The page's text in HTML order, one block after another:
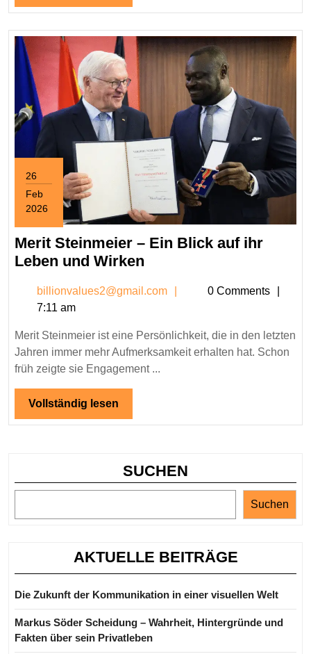
ihr
lesen
26
Feb
2026
February
26,
2026
Merit Steinmeier – Ein Blick auf ihr
Leben und Wirken
–
Blick
auf
ihr
Wirken
billionvalues2@gmail.com
0 Comments
7:11 am
Merit Steinmeier ist eine Persönlichkeit, die in den letzten
Jahren immer mehr Aufmerksamkeit erhalten hat. Schon
früh zeigte sie Engagement ...
Vollständig lesen
lesen
SUCHEN
Suchen
AKTUELLE BEITRÄGE
Die Zukunft der Kommunikation in einer visuellen Welt
Markus Söder Scheidung – Wahrheit, Hintergründe und
Fakten über sein Privatleben